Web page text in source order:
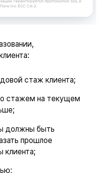
стаж клиента;
стажем на текущем
должны быть
прошлое
клиента;